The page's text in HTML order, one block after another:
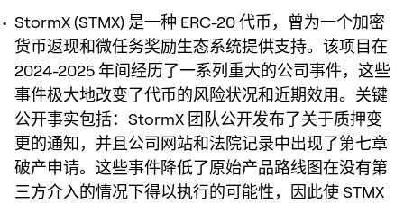
StormX (STMX) 是一种 ERC-20 代币，曾为一个加密
货币返现和微任务奖励生态系统提供支持。该项目在
2024-2025 年间经历了一系列重大的公司事件，这些
事件极大地改变了代币的风险状况和近期效用。关键
公开事实包括：StormX 团队公开发布了关于质押变
更的通知，并且公司网站和法院记录中出现了第七章
破产申请。这些事件降低了原始产品路线图在没有第
三方介入的情况下得以执行的可能性，因此使 STMX